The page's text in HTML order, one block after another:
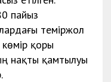
пайыз
теміржол
қоры
нақты қамтылуы